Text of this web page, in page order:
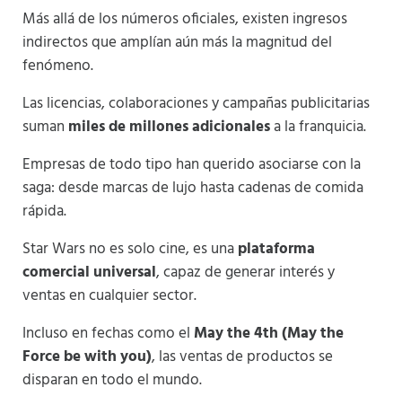
Más allá de los números oficiales, existen ingresos
indirectos que amplían aún más la magnitud del
fenómeno.
Las licencias, colaboraciones y campañas publicitarias
suman miles de millones adicionalesa la franquicia.
Empresas de todo tipo han querido asociarse con la
saga: desde marcas de lujo hasta cadenas de comida
rápida.
Star Wars no es solo cine, es unaplataforma
comercial universal, capaz de generar interés y
ventas en cualquier sector.
Incluso en fechas como el May the 4th (May the
Force be with you), las ventas de productos se
disparan en todo el mundo.